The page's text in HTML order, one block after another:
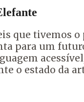
que tivemos o
para um
o estado da